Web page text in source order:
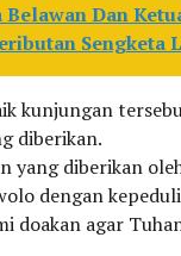
Dan
Sengketa
kunjungan
diberikan.
yang diberikan
dengan
doakan agar